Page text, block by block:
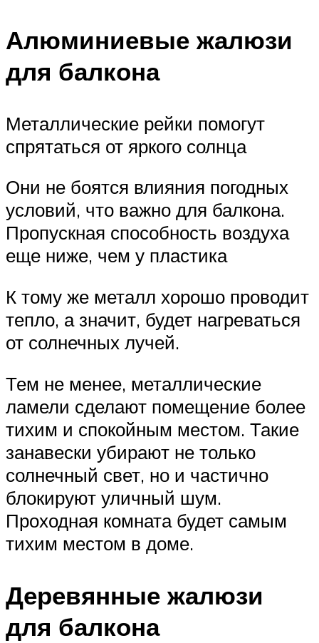
Алюминиевые жалюзи
для балкона
Металлические рейки помогут
спрятаться от яркого солнца
Они не боятся влияния погодных
условий, что важно для балкона.
Пропускная способность воздуха
еще ниже, чем у пластика
К тому же металл хорошо проводит
тепло, а значит, будет нагреваться
от солнечных лучей.
Тем не менее, металлические
ламели сделают помещение более
тихим и спокойным местом. Такие
занавески убирают не только
солнечный свет, но и частично
блокируют уличный шум.
Проходная комната будет самым
тихим местом в доме.
Деревянные жалюзи
для балкона